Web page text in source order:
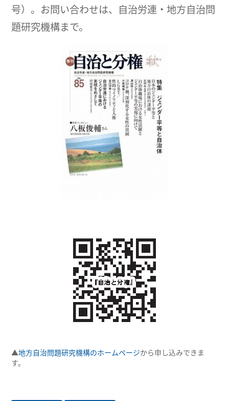
号）。お問い合わせは、自治労連・地方自治問
題研究機構まで。
▲地方自治問題研究機構のホームページから申し込みできま
す。